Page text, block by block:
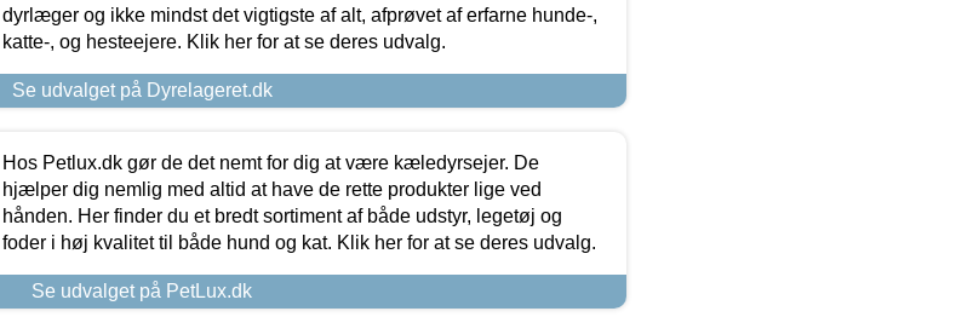
dyrlæger og ikke mindst det vigtigste af alt, afprøvet af erfarne hunde-,
katte-, og hesteejere. Klik her for at se deres udvalg.
Se udvalget på Dyrelageret.dk
Hos Petlux.dk gør de det nemt for dig at være kæledyrsejer. De
hjælper dig nemlig med altid at have de rette produkter lige ved
hånden. Her finder du et bredt sortiment af både udstyr, legetøj og
foder i høj kvalitet til både hund og kat. Klik her for at se deres udvalg.
Se udvalget på PetLux.dk